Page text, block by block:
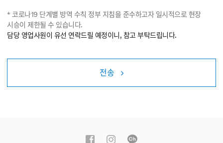
* 코로나19 단계별 방역 수칙 정부 지침을 준수하고자 일시적으로 현장
시승이 제한될 수 있습니다.
담당 영업사원이 유선 연락드릴 예정이니, 참고 부탁드립니다.
전송